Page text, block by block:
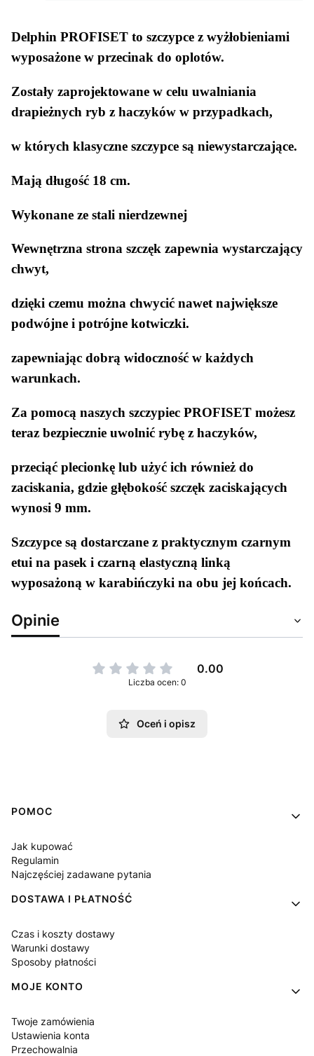
Delphin PROFISET to szczypce z wyżłobieniami
wyposażone w przecinak do oplotów.
Zostały zaprojektowane w celu uwalniania
drapieżnych ryb z haczyków w przypadkach,
w których klasyczne szczypce są niewystarczające.
Mają długość 18 cm.
Wykonane ze stali nierdzewnej
Wewnętrzna strona szczęk zapewnia wystarczający
chwyt,
dzięki czemu można chwycić nawet największe
podwójne i potrójne kotwiczki.
zapewniając dobrą widoczność w każdych
warunkach.
Za pomocą naszych szczypiec PROFISET możesz
teraz bezpiecznie uwolnić rybę z haczyków,
przeciąć plecionkę lub użyć ich również do
zaciskania, gdzie głębokość szczęk zaciskających
wynosi 9 mm.
Szczypce są dostarczane z praktycznym czarnym
etui na pasek i czarną elastyczną linką
wyposażoną w karabińczyki na obu jej końcach.
Opinie
0.00
Liczba ocen: 0
Oceń i opisz
Linki w stopce
POMOC
Jak kupować
Regulamin
Najczęściej zadawane pytania
DOSTAWA I PŁATNOŚĆ
Czas i koszty dostawy
Warunki dostawy
Sposoby płatności
MOJE KONTO
Twoje zamówienia
Ustawienia konta
Przechowalnia